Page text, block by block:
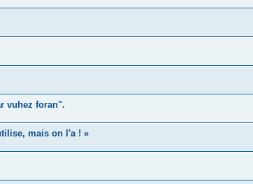
vuhez foran".
mais on l'a ! »